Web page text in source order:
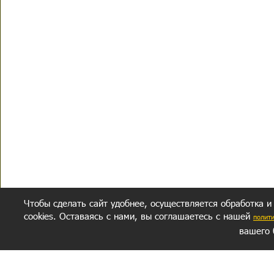
Чтобы сделать сайт удобнее, осуществляется обработка
cookies. Оставаясь с нами, вы соглашаетесь с нашей
вашего